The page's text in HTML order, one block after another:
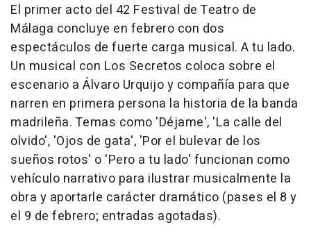
El primer acto del 42 Festival de Teatro de
Málaga concluye en febrero con dos
espectáculos de fuerte carga musical. A tu lado.
Un musical con Los Secretos coloca sobre el
escenario a Álvaro Urquijo y compañía para que
narren en primera persona la historia de la banda
madrileña. Temas como 'Déjame', 'La calle del
olvido', 'Ojos de gata', 'Por el bulevar de los
sueños rotos' o 'Pero a tu lado' funcionan como
vehículo narrativo para ilustrar musicalmente la
obra y aportarle carácter dramático (pases el 8 y
el 9 de febrero; entradas agotadas).